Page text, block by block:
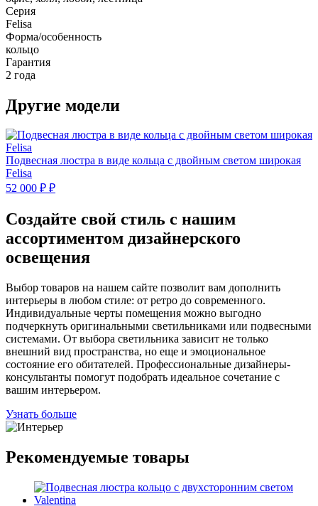
Серия
Felisa
Форма/особенность
кольцо
Гарантия
2 года
Другие модели
Подвесная люстра в виде кольца с двойным светом широкая
Felisa
52 000 ₽ ₽
Создайте свой стиль с нашим
ассортиментом дизайнерского
освещения
Выбор товаров на нашем сайте позволит вам дополнить
интерьеры в любом стиле: от ретро до современного.
Индивидуальные черты помещения можно выгодно
подчеркнуть оригинальными светильниками или подвесными
системами. От выбора светильника зависит не только
внешний вид пространства, но еще и эмоциональное
состояние его обитателей. Профессиональные дизайнеры-
консультанты помогут подобрать идеальное сочетание с
вашим интерьером.
Узнать больше
Рекомендуемые товары